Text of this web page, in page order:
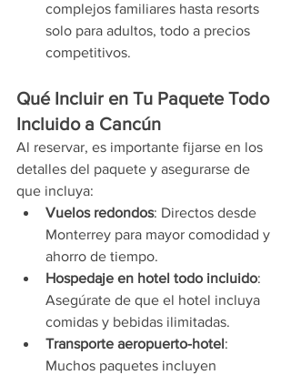
complejos familiares hasta resorts
solo para adultos, todo a precios
competitivos.
Qué Incluir en Tu Paquete Todo
Incluido a Cancún
Al reservar, es importante fijarse en los
detalles del paquete y asegurarse de
que incluya:
Vuelos redondos: Directos desde
Monterrey para mayor comodidad y
ahorro de tiempo.
Hospedaje en hotel todo incluido:
Asegúrate de que el hotel incluya
comidas y bebidas ilimitadas.
Transporte aeropuerto-hotel:
Muchos paquetes incluyen